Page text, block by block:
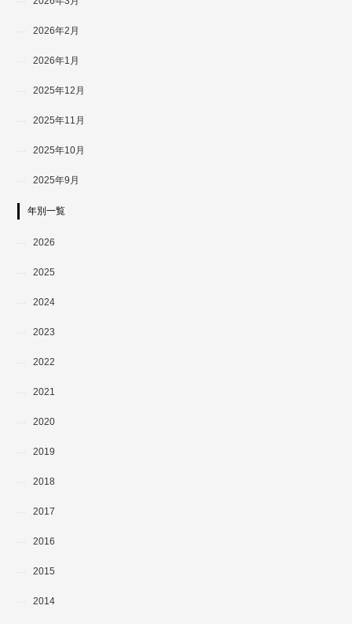
2026年2月
2026年1月
2025年12月
2025年11月
2025年10月
2025年9月
年別一覧
2026
2025
2024
2023
2022
2021
2020
2019
2018
2017
2016
2015
2014